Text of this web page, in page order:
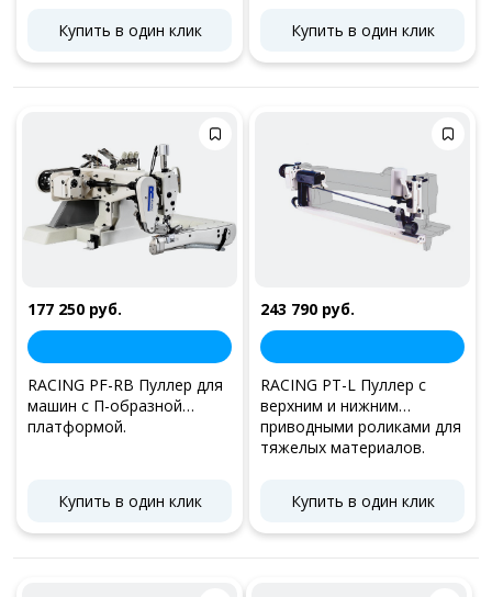
Купить в один клик
Купить в один клик
177 250 руб.
RACING PF-RB Пуллер для
машин с П-образной
платформой.
Купить в один клик
243 790 руб.
RACING PT-L Пуллер с
верхним и нижним
приводными роликами для
тяжелых материалов.
Купить в один клик